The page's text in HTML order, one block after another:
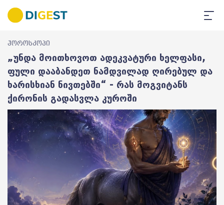
ჰოროსკოპი
„უნდა მოითხოვოთ ადეკვატური ხელფასი,
ფული დააბანდეთ ნამდვილად ღირებულ და
ხარისხიან ნივთებში“ - რას მოგვიტანს
ქირონის გადასვლა კუროში